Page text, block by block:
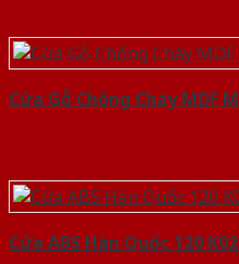
Cửa Gỗ Chống Cháy MDF
Cửa ABS Hàn Quốc 120